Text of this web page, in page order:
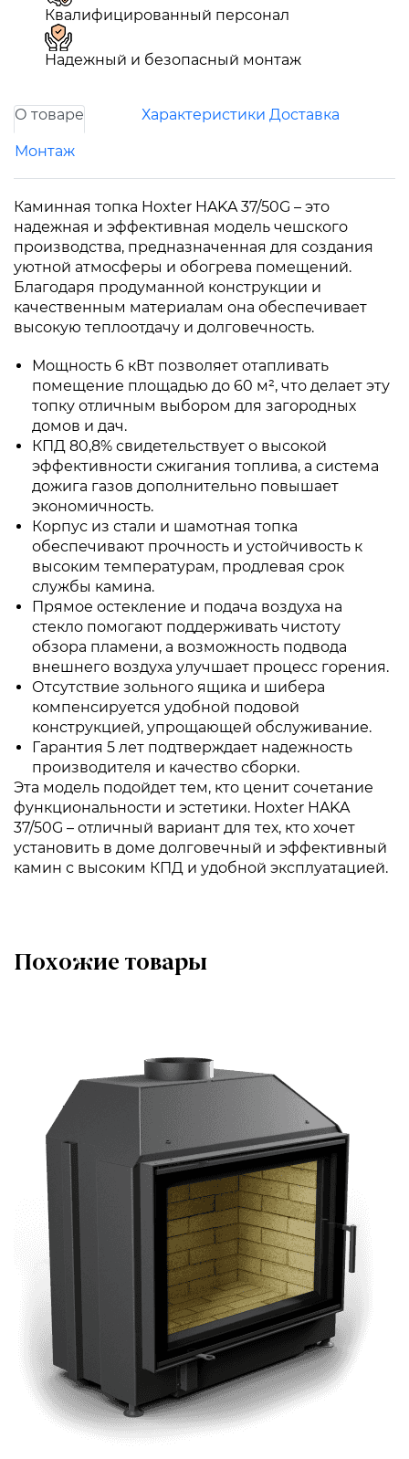
Квалифицированный персонал
Надежный и безопасный монтаж
О товаре Характеристики Доставка
Монтаж
Каминная топка Hoxter HAKA 37/50G – это
надежная и эффективная модель чешского
производства, предназначенная для создания
уютной атмосферы и обогрева помещений.
Благодаря продуманной конструкции и
качественным материалам она обеспечивает
высокую теплоотдачу и долговечность.
Мощность 6 кВт позволяет отапливать
помещение площадью до 60 м², что делает эту
топку отличным выбором для загородных
домов и дач.
КПД 80,8% свидетельствует о высокой
эффективности сжигания топлива, а система
дожига газов дополнительно повышает
экономичность.
Корпус из стали и шамотная топка
обеспечивают прочность и устойчивость к
высоким температурам, продлевая срок
службы камина.
Прямое остекление и подача воздуха на
стекло помогают поддерживать чистоту
обзора пламени, а возможность подвода
внешнего воздуха улучшает процесс горения.
Отсутствие зольного ящика и шибера
компенсируется удобной подовой
конструкцией, упрощающей обслуживание.
Гарантия 5 лет подтверждает надежность
производителя и качество сборки.
Эта модель подойдет тем, кто ценит сочетание
функциональности и эстетики. Hoxter HAKA
37/50G – отличный вариант для тех, кто хочет
установить в доме долговечный и эффективный
камин с высоким КПД и удобной эксплуатацией.
Похожие товары